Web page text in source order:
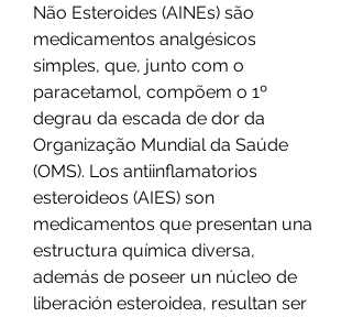
Não Esteroides (AINEs) são
medicamentos analgésicos
simples, que, junto com o
paracetamol, compõem o 1º
degrau da escada de dor da
Organização Mundial da Saúde
(OMS). Los antiinflamatorios
esteroideos (AIES) son
medicamentos que presentan una
estructura química diversa,
además de poseer un núcleo de
liberación esteroidea, resultan ser